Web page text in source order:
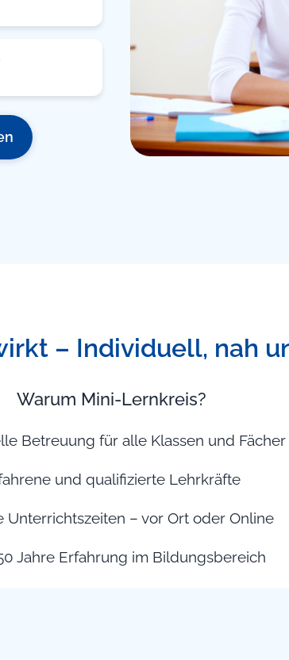
– Individuell, nah
Warum Mini-Lernkreis?
Betreuung für alle Klassen und Fächer
und qualifizierte Lehrkräfte
Unterrichtszeiten – vor Ort oder Online
Jahre Erfahrung im Bildungsbereich